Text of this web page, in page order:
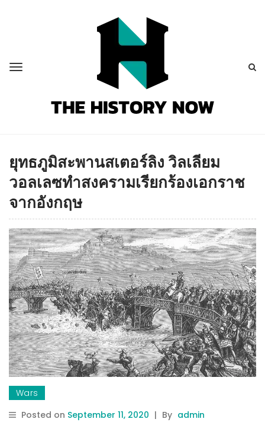
ยุทธภูมิสะพานสเตอร์ลิง วิลเลียม
วอลเลซทำสงครามเรียกร้องเอกราช
จากอังกฤษ
Wars
Posted on September 11, 2020 | By admin